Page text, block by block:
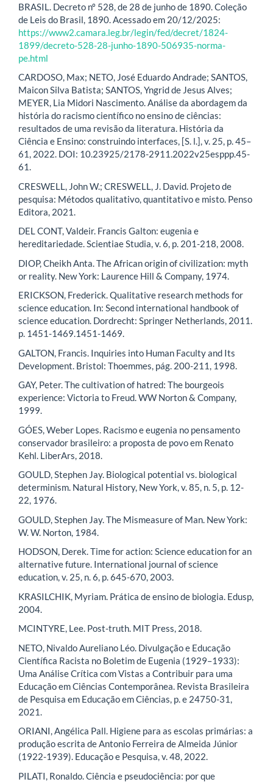
BRASIL. Decreto nº 528, de 28 de junho de 1890. Coleção
de Leis do Brasil, 1890. Acessado em 20/12/2025:
https://www2.camara.leg.br/legin/fed/decret/1824-
1899/decreto-528-28-junho-1890-506935-norma-
pe.html
CARDOSO, Max; NETO, José Eduardo Andrade; SANTOS,
Maicon Silva Batista; SANTOS, Yngrid de Jesus Alves;
MEYER, Lia Midori Nascimento. Análise da abordagem da
história do racismo científico no ensino de ciências:
resultados de uma revisão da literatura. História da
Ciência e Ensino: construindo interfaces, [S. l.], v. 25, p. 45–
61, 2022. DOI: 10.23925/2178-2911.2022v25esppp.45-
61.
CRESWELL, John W.; CRESWELL, J. David. Projeto de
pesquisa: Métodos qualitativo, quantitativo e misto. Penso
Editora, 2021.
DEL CONT, Valdeir. Francis Galton: eugenia e
hereditariedade. Scientiae Studia, v. 6, p. 201-218, 2008.
DIOP, Cheikh Anta. The African origin of civilization: myth
or reality. New York: Laurence Hill & Company, 1974.
ERICKSON, Frederick. Qualitative research methods for
science education. In: Second international handbook of
science education. Dordrecht: Springer Netherlands, 2011.
p. 1451-1469.1451-1469.
GALTON, Francis. Inquiries into Human Faculty and Its
Development. Bristol: Thoemmes, pág. 200-211, 1998.
‌GAY, Peter. The cultivation of hatred: The bourgeois
experience: Victoria to Freud. WW Norton & Company,
1999.
GÓES, Weber Lopes. Racismo e eugenia no pensamento
conservador brasileiro: a proposta de povo em Renato
Kehl. LiberArs, 2018.
GOULD, Stephen Jay. Biological potential vs. biological
determinism. Natural History, New York, v. 85, n. 5, p. 12-
22, 1976.
GOULD, Stephen Jay. The Mismeasure of Man. New York:
W. W. Norton, 1984.
HODSON, Derek. Time for action: Science education for an
alternative future. International journal of science
education, v. 25, n. 6, p. 645-670, 2003.
KRASILCHIK, Myriam. Prática de ensino de biologia. Edusp,
2004.
MCINTYRE, Lee. Post-truth. MIT Press, 2018.
NETO, Nivaldo Aureliano Léo. Divulgação e Educação
Científica Racista no Boletim de Eugenia (1929–1933):
Uma Análise Crítica com Vistas a Contribuir para uma
Educação em Ciências Contemporânea. Revista Brasileira
de Pesquisa em Educação em Ciências, p. e 24750-31,
2021.
ORIANI, Angélica Pall. Higiene para as escolas primárias: a
produção escrita de Antonio Ferreira de Almeida Júnior
(1922-1939). Educação e Pesquisa, v. 48, 2022.
PILATI, Ronaldo. Ciência e pseudociência: por que